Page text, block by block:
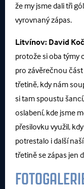
že my jsme dali tři
vyrovnaný zápas.
Litvínov: David
protože si oba týmy
pro závěrečnou
třetině, kdy nám
si tam spoustu
oslabení, kde jsme
přesilovku využil,
potrestalo i další
třetině se zápas jen